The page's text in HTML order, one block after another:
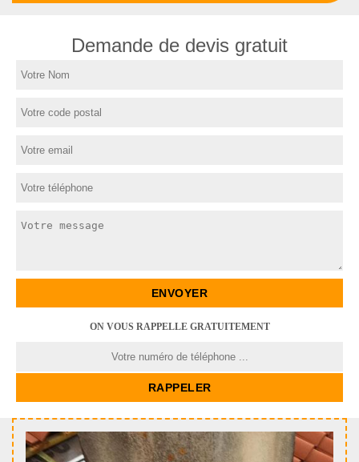
Demande de devis gratuit
ON VOUS RAPPELLE GRATUITEMENT